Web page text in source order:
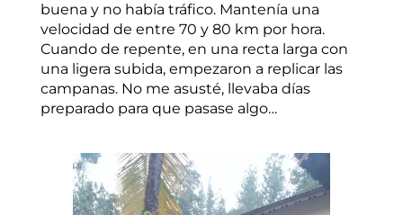
buena y no había tráfico. Mantenía una
velocidad de entre 70 y 80 km por hora.
Cuando de repente, en una recta larga con
una ligera subida, empezaron a replicar las
campanas. No me asusté, llevaba días
preparado para que pasase algo…